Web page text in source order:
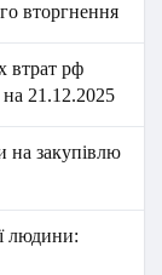
вторгнення
втрат рф
на 21.12.2025
на закупівлю
людини: